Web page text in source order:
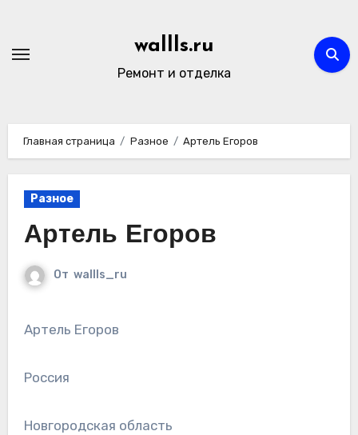
содержимому
wallls.ru
Ремонт и отделка
Главная страница Разное Артель Егоров
Разное
Артель Егоров
От wallls_ru
Артель Егоров
Россия
Новгородская область